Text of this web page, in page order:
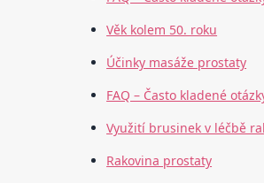
Věk kolem 50. roku
Účinky masáže prostaty
FAQ – Často kladené
Využití brusinek v léčbě
Rakovina prostaty